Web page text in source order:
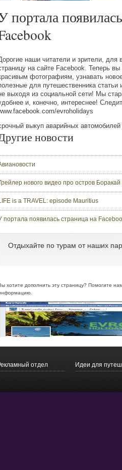
портала
наши читатели и зрители,
на сайте Facebook. Теперь
фотографиям, узнавать
для путешественника
выходя из социальной сети! Мы
и, конечно, интереснее!
evroholidays
выкуп аварийных автомобилей
новости
нового видео про остров Боракай
is a TRAVEL: episode Mauritius
портала появилась страница на
Отдыхайте по турам от наших
хотите дополнить эту страницу? Помогите
отдел Идеи для